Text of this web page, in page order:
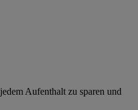
Aufenthalt zu sparen und